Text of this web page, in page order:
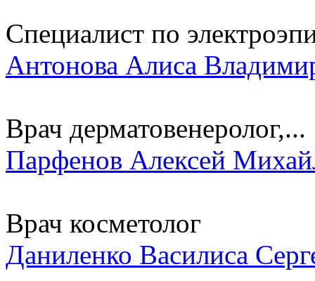
Специалист по
Антонова Алиса
Врач дерматовенеролог,...
Парфенов Алексей
Врач косметолог
Даниленко Василиса